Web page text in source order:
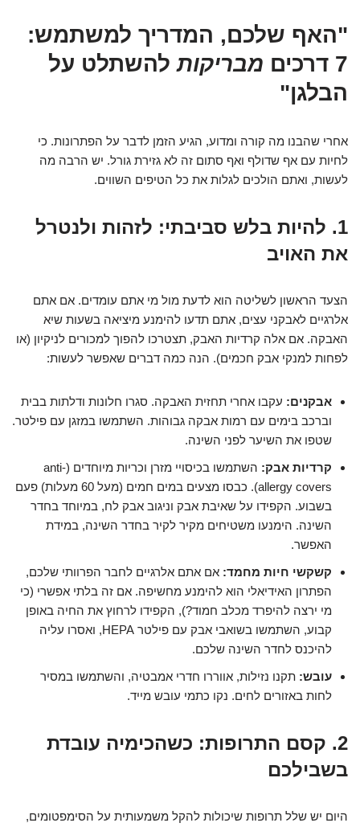
"האף שלכם, המדריך למשתמש:
7 דרכים
מבריקותלהשתלט על
הבלגן"
אחרי שהבנו מה קורה ומדוע, הגיע הזמן לדבר על הפתרונות. כי
לחיות עם אף שדולף ואף סתום זה לא גזירת גורל. יש הרבה מה
לעשות, ואתם הולכים לגלות את כל הטיפים השווים.
1. להיות בלש סביבתי: לזהות ולנטרל
את האויב
הצעד הראשון לשליטה הוא לדעת מול מי אתם עומדים. אם אתם
אלרגיים לאבקני עצים, אתם תדעו להימנע מיציאה בשעות שיא
האבקה. אם אלה קרדיות האבק, תצטרכו להפוך למכורים לניקיון (או
לפחות למנקי אבק חכמים). הנה כמה דברים שאפשר לעשות:
אבקנים: עקבו אחרי תחזית האבקה. סגרו חלונות ודלתות בבית
וברכב בימים עם רמות אבקה גבוהות. השתמשו במזגן עם פילטר.
שטפו את השיער לפני השינה.
קרדיות אבק:
השתמשו בכיסויי מזרן וכריות מיוחדים (anti-
allergy covers). כבסו מצעים במים חמים (מעל 60 מעלות) פעם
בשבוע. הקפידו על שאיבת אבק וניגוב אבק לח, במיוחד בחדר
השינה. הימנעו משטיחים מקיר לקיר בחדר השינה, במידת
האפשר.
קשקשי חיות מחמד: אם אתם אלרגיים לחבר הפרוותי שלכם,
הפתרון האידיאלי הוא להימנע מחשיפה. אם זה בלתי אפשרי (כי
מי ירצה להיפרד מכלב חמוד?), הקפידו לרחוץ את החיה באופן
קבוע, השתמשו בשואבי אבק עם פילטר HEPA, ואסרו עליה
להיכנס לחדר השינה שלכם.
עובש: תקנו נזילות, אווררו חדרי אמבטיה, והשתמשו במסיר
לחות באזורים לחים. נקו כתמי עובש מייד.
2. קסם התרופות: כשהכימיה עובדת
בשבילכם
היום יש שלל תרופות שיכולות להקל משמעותית על הסימפטומים,